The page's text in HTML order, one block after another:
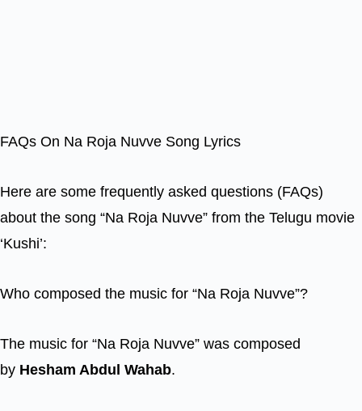
FAQs On Na Roja Nuvve Song Lyrics
Here are some frequently asked questions (FAQs)
about the song “Na Roja Nuvve” from the Telugu movie
‘Kushi’:
Who composed the music for “Na Roja Nuvve”?
The music for “Na Roja Nuvve” was composed
by Hesham Abdul Wahab.